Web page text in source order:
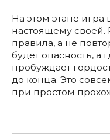
На этом этапе игра
настоящему
правила, а не
будет опасность, а
пробуждает
до конца. Это
при простом